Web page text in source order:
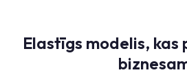
Elastīgs modelis, kas